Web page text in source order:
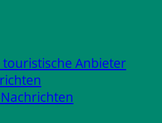
Anbieter